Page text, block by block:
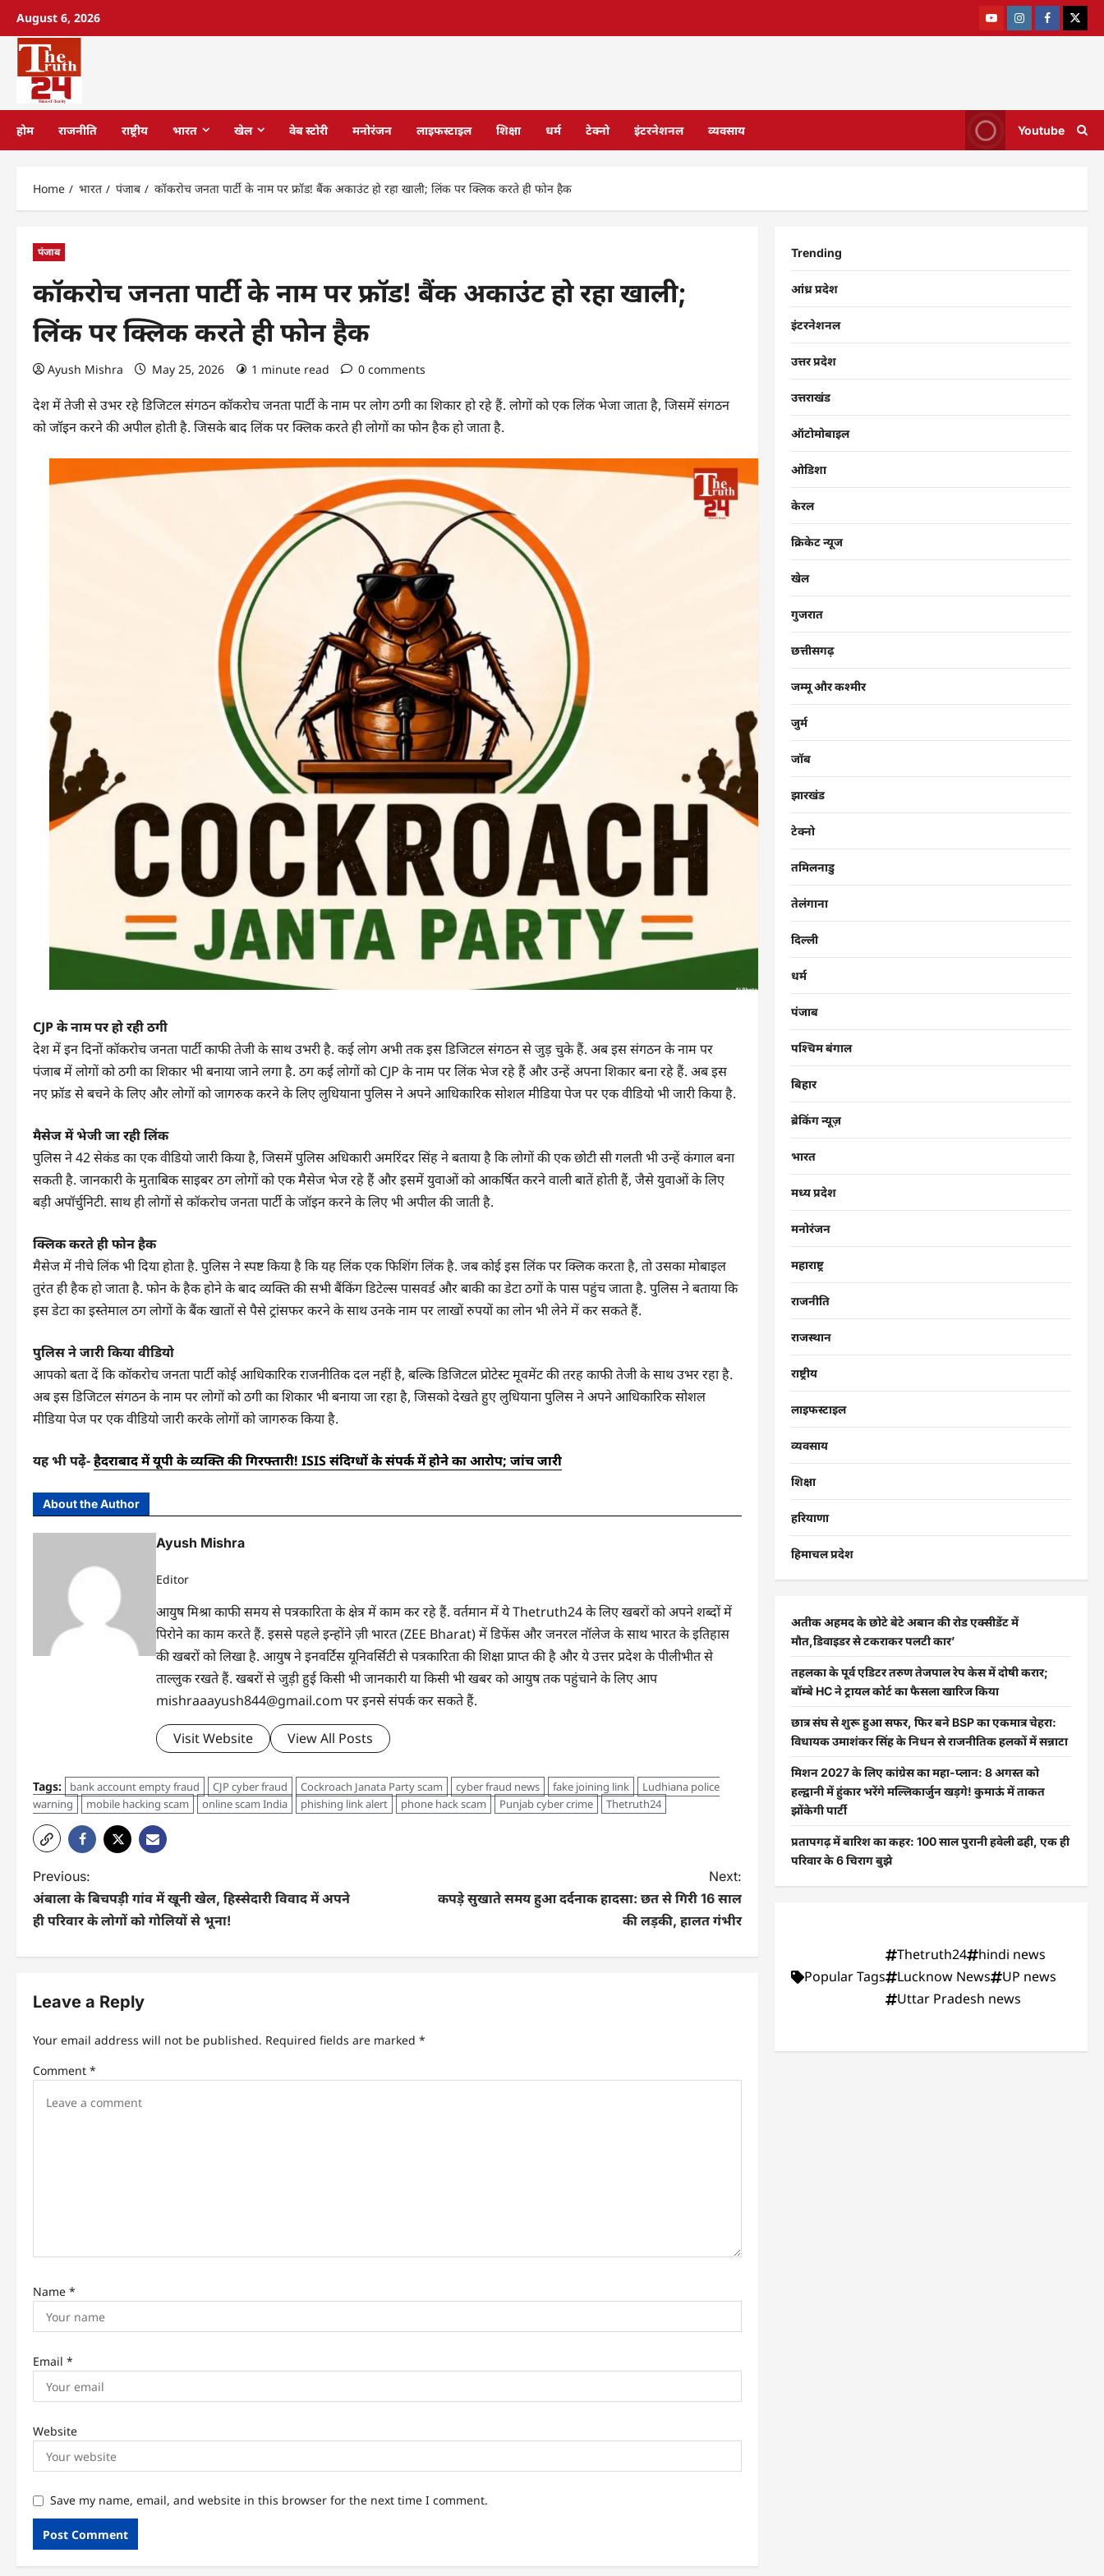
August 6, 2026
होम राजनीति राष्ट्रीय भारत खेल वेब स्टोरी मनोरंजन लाइफस्टाइल शिक्षा धर्म टेक्नो इंटरनेशनल व्यवसाय Youtube
Home भारत पंजाब कॉकरोच जनता पार्टी के नाम पर फ्रॉड! बैंक अकाउंट हो रहा खाली; लिंक पर क्लिक करते ही फोन हैक
पंजाब
कॉकरोच जनता पार्टी के नाम पर फ्रॉड! बैंक अकाउंट हो रहा खाली;
लिंक पर क्लिक करते ही फोन हैक
Ayush Mishra May 25, 2026 1 minute read 0 comments
देश में तेजी से उभर रहे डिजिटल संगठन कॉकरोच जनता पार्टी के नाम पर लोग ठगी का शिकार हो रहे हैं. लोगों को एक लिंक भेजा जाता है, जिसमें संगठन
को जॉइन करने की अपील होती है. जिसके बाद लिंक पर क्लिक करते ही लोगों का फोन हैक हो जाता है.
CJP के नाम पर हो रही ठगी
देश में इन दिनों कॉकरोच जनता पार्टी काफी तेजी के साथ उभरी है. कई लोग अभी तक इस डिजिटल संगठन से जुड़ चुके हैं. अब इस संगठन के नाम पर
पंजाब में लोगों को ठगी का शिकार भी बनाया जाने लगा है. ठग कई लोगों को CJP के नाम पर लिंक भेज रहे हैं और उन्हें अपना शिकार बना रहे हैं. अब इस
नए फ्रॉड से बचने के लिए और लोगों को जागरुक करने के लिए लुधियाना पुलिस ने अपने आधिकारिक सोशल मीडिया पेज पर एक वीडियो भी जारी किया है.
मैसेज में भेजी जा रही लिंक
पुलिस ने 42 सेकंड का एक वीडियो जारी किया है, जिसमें पुलिस अधिकारी अमरिंदर सिंह ने बताया है कि लोगों की एक छोटी सी गलती भी उन्हें कंगाल बना
सकती है. जानकारी के मुताबिक साइबर ठग लोगों को एक मैसेज भेज रहे हैं और इसमें युवाओं को आकर्षित करने वाली बातें होती हैं, जैसे युवाओं के लिए
बड़ी अपॉर्चुनिटी. साथ ही लोगों से कॉकरोच जनता पार्टी के जॉइन करने के लिए भी अपील की जाती है.
क्लिक करते ही फोन हैक
मैसेज में नीचे लिंक भी दिया होता है. पुलिस ने स्पष्ट किया है कि यह लिंक एक फिशिंग लिंक है. जब कोई इस लिंक पर क्लिक करता है, तो उसका मोबाइल
तुरंत ही हैक हो जाता है. फोन के हैक होने के बाद व्यक्ति की सभी बैंकिंग डिटेल्स पासवर्ड और बाकी का डेटा ठगों के पास पहुंच जाता है. पुलिस ने बताया कि
इस डेटा का इस्तेमाल ठग लोगों के बैंक खातों से पैसे ट्रांसफर करने के साथ उनके नाम पर लाखों रुपयों का लोन भी लेने में कर सकते हैं.
पुलिस ने जारी किया वीडियो
आपको बता दें कि कॉकरोच जनता पार्टी कोई आधिकारिक राजनीतिक दल नहीं है, बल्कि डिजिटल प्रोटेस्ट मूवमेंट की तरह काफी तेजी के साथ उभर रहा है.
अब इस डिजिटल संगठन के नाम पर लोगों को ठगी का शिकार भी बनाया जा रहा है, जिसको देखते हुए लुधियाना पुलिस ने अपने आधिकारिक सोशल
मीडिया पेज पर एक वीडियो जारी करके लोगों को जागरुक किया है.
यह भी पढे़ं-हैदराबाद में यूपी के व्यक्ति की गिरफ्तारी! ISIS संदिग्धों के संपर्क में होने का आरोप; जांच जारी
About the Author
Ayush Mishra
Editor
आयुष मिश्रा काफी समय से पत्रकारिता के क्षेत्र में काम कर रहे हैं. वर्तमान में ये Thetruth24 के लिए खबरों को अपने शब्दों में
पिरोने का काम करते हैं. इससे पहले इन्होंने ज़ी भारत (ZEE Bharat) में डिफेंस और जनरल नॉलेज के साथ भारत के इतिहास
की खबरों को लिखा है. आयुष ने इनवर्टिस यूनिवर्सिटी से पत्रकारिता की शिक्षा प्राप्त की है और ये उत्तर प्रदेश के पीलीभीत से
ताल्लुक रखते हैं. खबरों से जुड़ी हुई किसी भी जानकारी या किसी भी खबर को आयुष तक पहुंचाने के लिए आप
mishraaayush844@gmail.com पर इनसे संपर्क कर सकते हैं.
Visit Website View All Posts
Tags: bank account empty fraud CJP cyber fraud Cockroach Janata Party scam cyber fraud news fake joining link
Ludhiana police
warning
mobile hacking scam online scam India phishing link alert phone hack scam Punjab cyber crime Thetruth24
Previous:
अंबाला के बिचपड़ी गांव में खूनी खेल, हिस्सेदारी विवाद में अपने
ही परिवार के लोगों को गोलियों से भूना!
Next:
कपड़े सुखाते समय हुआ दर्दनाक हादसा: छत से गिरी 16 साल
की लड़की, हालत गंभीर
Leave a Reply
Your email address will not be published. Required fields are marked *
Comment *
Name *
Email *
Website
Save my name, email, and website in this browser for the next time I comment.
Trending
आंध्र प्रदेश
इंटरनेशनल
उत्तर प्रदेश
उत्तराखंड
ऑटोमोबाइल
ओडिशा
केरल
क्रिकेट न्यूज
खेल
गुजरात
छत्तीसगढ़
जम्मू और कश्मीर
जुर्म
जॉब
झारखंड
टेक्नो
तमिलनाडु
तेलंगाना
दिल्ली
धर्म
पंजाब
पश्चिम बंगाल
बिहार
ब्रेकिंग न्यूज़
भारत
मध्य प्रदेश
मनोरंजन
महाराष्ट्र
राजनीति
राजस्थान
राष्ट्रीय
लाइफस्टाइल
व्यवसाय
शिक्षा
हरियाणा
हिमाचल प्रदेश
अतीक अहमद के छोटे बेटे अबान की रोड एक्सीडेंट में
मौत,डिवाइडर से टकराकर पलटी कार’
तहलका के पूर्व एडिटर तरुण तेजपाल रेप केस में दोषी करार;
बॉम्बे HC ने ट्रायल कोर्ट का फैसला खारिज किया
छात्र संघ से शुरू हुआ सफर, फिर बने BSP का एकमात्र चेहरा:
विधायक उमाशंकर सिंह के निधन से राजनीतिक हलकों में सन्नाटा
मिशन 2027 के लिए कांग्रेस का महा-प्लान: 8 अगस्त को
हल्द्वानी में हुंकार भरेंगे मल्लिकार्जुन खड़गे! कुमाऊं में ताकत
झोंकेगी पार्टी
प्रतापगढ़ में बारिश का कहर: 100 साल पुरानी हवेली ढही, एक ही
परिवार के 6 चिराग बुझे
Popular Tags
Thetruth24
hindi news
Lucknow News
UP news
Uttar Pradesh news